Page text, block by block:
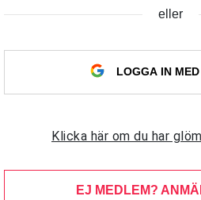
eller
LOGGA IN
Klicka här om du har
EJ MEDLEM?